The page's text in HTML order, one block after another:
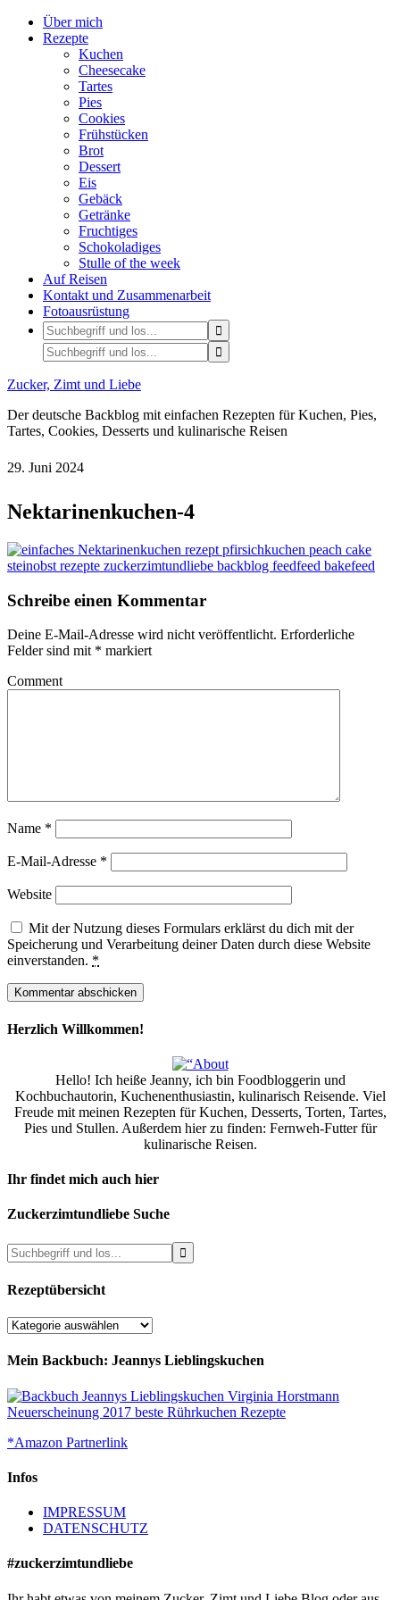
Über mich
Rezepte
Kuchen
Cheesecake
Tartes
Pies
Cookies
Frühstücken
Brot
Dessert
Eis
Gebäck
Getränke
Fruchtiges
Schokoladiges
Stulle of the week
Auf Reisen
Kontakt und Zusammenarbeit
Fotoausrüstung
Zucker, Zimt und Liebe
Der deutsche Backblog mit einfachen Rezepten für Kuchen, Pies,
Tartes, Cookies, Desserts und kulinarische Reisen
29. Juni 2024
Nektarinenkuchen-4
Schreibe einen Kommentar
Deine E-Mail-Adresse wird nicht veröffentlicht. Erforderliche
Felder sind mit * markiert
Comment
Name *
E-Mail-Adresse *
Website
Mit der Nutzung dieses Formulars erklärst du dich mit der
Speicherung und Verarbeitung deiner Daten durch diese Website
einverstanden. *
Herzlich Willkommen!
Hello! Ich heiße Jeanny, ich bin Foodbloggerin und
Kochbuchautorin, Kuchenenthusiastin, kulinarisch Reisende. Viel
Freude mit meinen Rezepten für Kuchen, Desserts, Torten, Tartes,
Pies und Stullen. Außerdem hier zu finden: Fernweh-Futter für
kulinarische Reisen.
Ihr findet mich auch hier
Zuckerzimtundliebe Suche
Rezeptübersicht
Rezeptübersicht
Mein Backbuch: Jeannys Lieblingskuchen
*Amazon Partnerlink
Infos
IMPRESSUM
DATENSCHUTZ
#zuckerzimtundliebe